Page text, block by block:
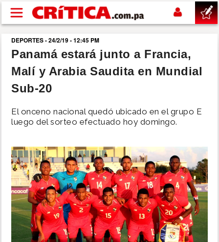
Pasar al contenido principal
buscar
SUCESOS
POLÍTICA
SHOW
DEPORTES
MUNDO
INSÓLITAS
DEPORTES - 24/2/19 - 12:45 PM
Panamá estará junto a Francia,
Malí y Arabia Saudita en Mundial
Sub-20
El onceno nacional quedó ubicado en el grupo E
luego del sorteo efectuado hoy domingo.